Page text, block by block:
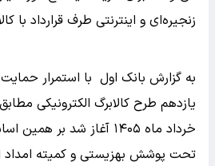
زنجیره‌ای و اینترنتی طرف قرارداد با
به گزارش بانک اول با استمرار
خرداد ماه ۱۴۰۵ آغاز شد بر
تحت پوشش بهزیستی و کمیته امداد